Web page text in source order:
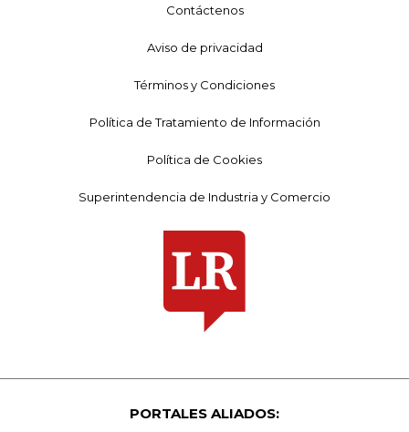
Contáctenos
Aviso de privacidad
Términos y Condiciones
Política de Tratamiento de Información
Política de Cookies
Superintendencia de Industria y Comercio
PORTALES ALIADOS: